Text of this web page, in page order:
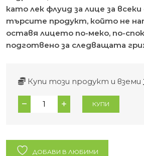
като лек флуид за лице за
търсите продукт, който не
оставя лицето по-меко, по-
подготвено за следващата
Купи този продукт и вземи
количество
за
за
КУПИ
ДОБАВИ В ЛЮБИМИ